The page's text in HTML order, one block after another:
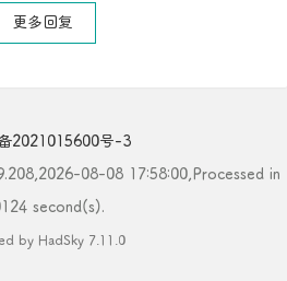
更多回复
2021015600号-3
08-08 17:58:00,Processed in
second(s).
by HadSky 7.11.0